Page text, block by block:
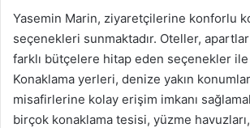
Yasemin Marin, ziyaretçilerine konforlu
seçenekleri sunmaktadır. Oteller,
farklı bütçelere hitap eden seçenekler
Konaklama yerleri, denize yakın
misafirlerine kolay erişim imkanı
birçok konaklama tesisi, yüzme